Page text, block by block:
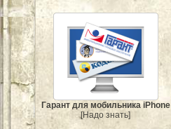
Гарант для мобильника iPhone
[Надо знать]